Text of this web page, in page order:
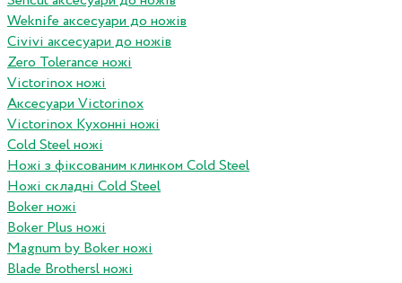
Weknife аксесуари до ножів
Civivi аксесуари до ножів
Zero Tolerance ножі
Victorinox ножі
Аксесуари Victorinox
Victorinox Кухонні ножі
Cold Steel ножі
Ножі з фіксованим клинком Cold Steel
Ножі складні Cold Steel
Boker ножі
Boker Plus ножі
Magnum by Boker ножі
Blade Brothersl ножі